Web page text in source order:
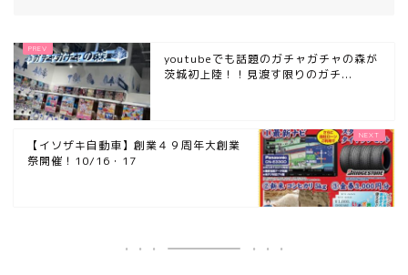
youtubeでも話題のガチャガチャの森が
茨城初上陸！！見渡す限りのガチ...
【イソザキ自動車】創業４９周年大創業
祭開催！10/16・17